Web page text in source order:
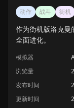
最近玩过
动作 战斗 街机
作为街机版洛克曼
全面进化。
模拟器
浏览量
发布时间
更新时间